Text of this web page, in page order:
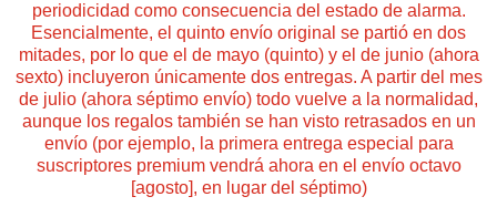
periodicidad como consecuencia del estado de alarma.
Esencialmente, el quinto envío original se partió en dos
mitades, por lo que el de mayo (quinto) y el de junio (ahora
sexto) incluyeron únicamente dos entregas. A partir del mes
de julio (ahora séptimo envío) todo vuelve a la normalidad,
aunque los regalos también se han visto retrasados en un
envío (por ejemplo, la primera entrega especial para
suscriptores premium vendrá ahora en el envío octavo
[agosto], en lugar del séptimo)